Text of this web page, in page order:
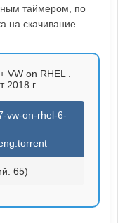
таймером, по
на скачивание.
VW on RHEL .
2018 г.
vw-on-rhel-6-
65)